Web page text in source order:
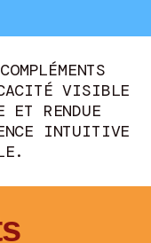
VISIBLE
ET RENDUE
INTUITIVE